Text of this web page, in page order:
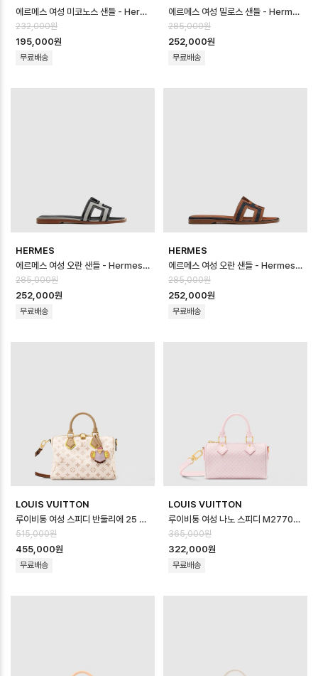
에르메스 여성 미코노스 샌들 - Hermes Womens Mykono Sandal - he…
232,000원
195,000원
무료배송
에르메스 여성 밀로스 샌들 - Hermes Womens Milos Sandal - hes1…
285,000원
252,000원
무료배송
HERMES
에르메스 여성 오란 샌들 - Hermes Womens Oran Sandal - hes146…
285,000원
252,000원
무료배송
HERMES
에르메스 여성 오란 샌들 - Hermes Womens Oran Sandal - hes146…
285,000원
252,000원
무료배송
LOUIS VUITTON
루이비통 여성 스피디 반둘리에 25 소프트 LV 크래프티 M2A038 - Louis vui…
515,000원
455,000원
무료배송
LOUIS VUITTON
루이비통 여성 나노 스피디 M27702 - Louis vuitton Womens Nano …
365,000원
322,000원
무료배송